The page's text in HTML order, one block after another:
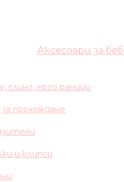
Аксесоари за
слинг, ерго раници
прохождане
и клипси